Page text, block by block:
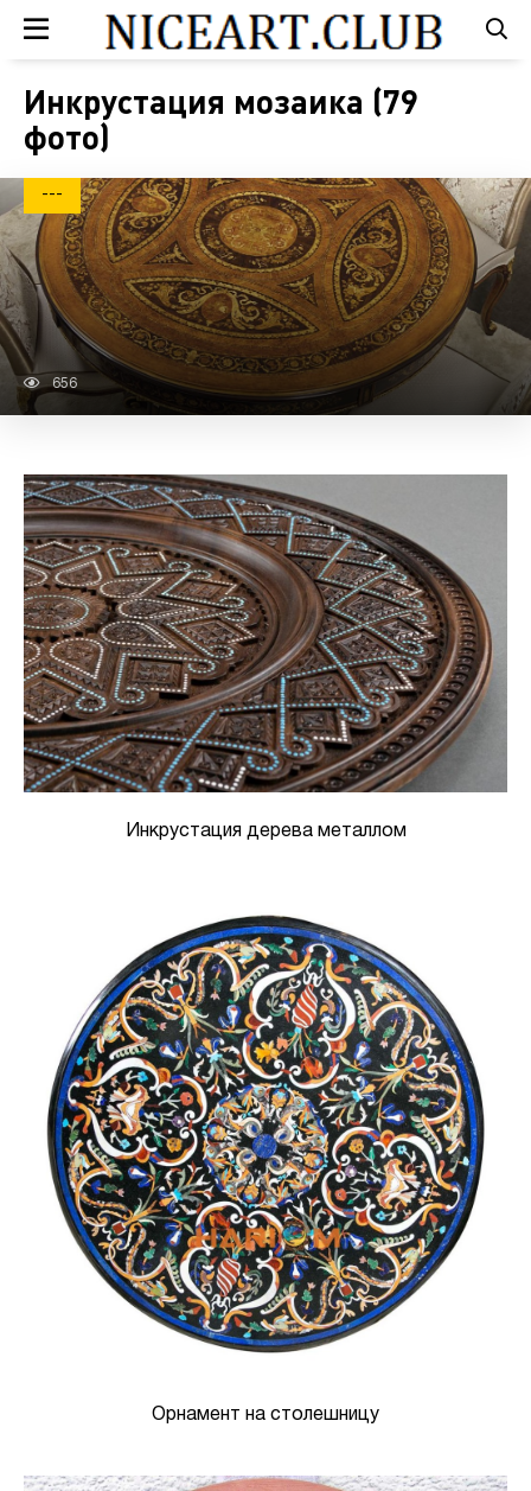
Инкрустация мозаика (79
фото)
---
656
Инкрустация дерева металлом
Орнамент на столешницу